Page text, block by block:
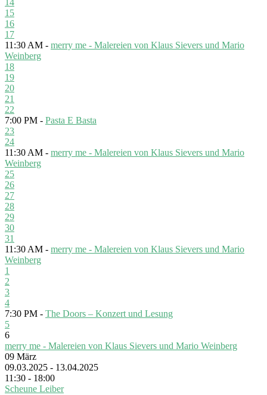
14
15
16
17
11:30 AM - merry me - Malereien von Klaus Sievers und Mario
Weinberg
18
19
20
21
22
7:00 PM - Pasta E Basta
23
24
11:30 AM - merry me - Malereien von Klaus Sievers und Mario
Weinberg
25
26
27
28
29
30
31
11:30 AM - merry me - Malereien von Klaus Sievers und Mario
Weinberg
1
2
3
4
7:30 PM - The Doors – Konzert und Lesung
5
6
merry me - Malereien von Klaus Sievers und Mario Weinberg
09 März
09.03.2025 - 13.04.2025
11:30 - 18:00
Scheune Leiber